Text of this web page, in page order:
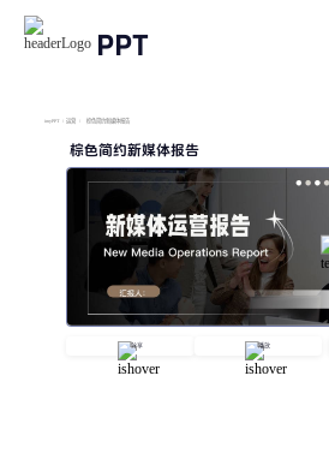
PPT
imyPPT / 运营 / 棕色简约新媒体报告
棕色简约新媒体报告
分享 播放